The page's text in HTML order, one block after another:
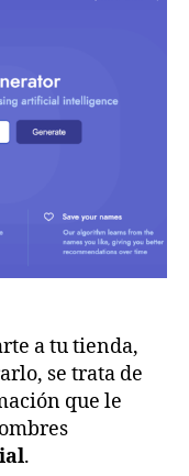
a tu tienda,
se trata de
que le
.